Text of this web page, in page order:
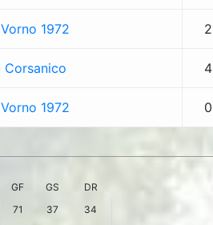
Vorno 1972 2
Corsanico 4
Vorno 1972 0
GF GS
DR
71 37
34